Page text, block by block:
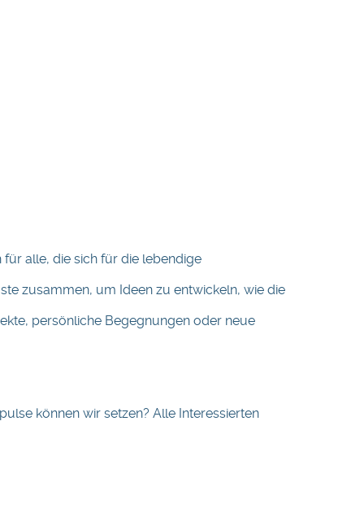
alle, die sich für die lebendige
zusammen, um Ideen zu entwickeln, wie die
persönliche Begegnungen oder neue
können wir setzen? Alle Interessierten